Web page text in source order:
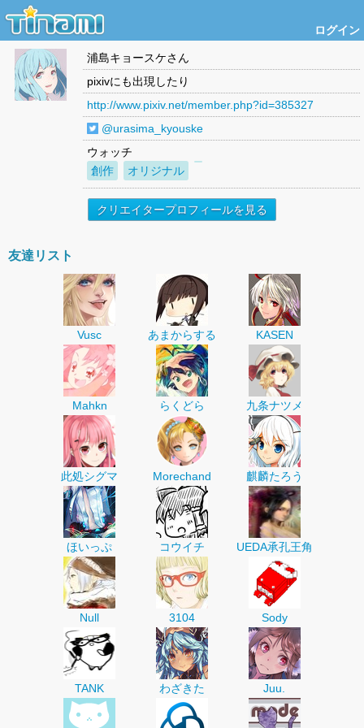
ログイン
浦島キョースケさん
pixivにも出現したり
http://www.pixiv.net/member.php?id=385327
@urasima_kyouske
ウォッチ
創作
オリジナル
クリエイタープロフィールを見る
友達リスト
Vusc あまからする KASEN
Mahkn らくどら 九条ナツメ
此処シグマ Morechand 麒麟たろう
ほいっぷ コウイチ UEDA承孔王角
Null 3104 Sody
TANK わざきた Juu.